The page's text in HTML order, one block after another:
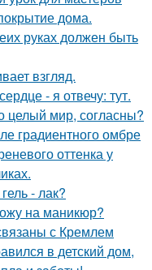
дома.
руках должен быть
взгляд.
- я отвечу: тут.
целый мир, согласны?
градиентного омбре
оттенка у
- лак?
на маникюр?
с Кремлем
в детский дом,